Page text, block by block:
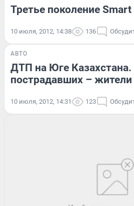
Третье поколение
10 июля, 2012, 14:38 136
АВТО
ДТП на Юге
пострадавших – жители
10 июля, 2012, 14:31 123